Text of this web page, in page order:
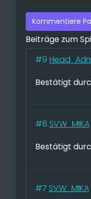
Kommentiere
Beiträge zum
#9
Bestätigt
#8 SVW_MIKA
Bestätigt
#7 SVW_MIKA